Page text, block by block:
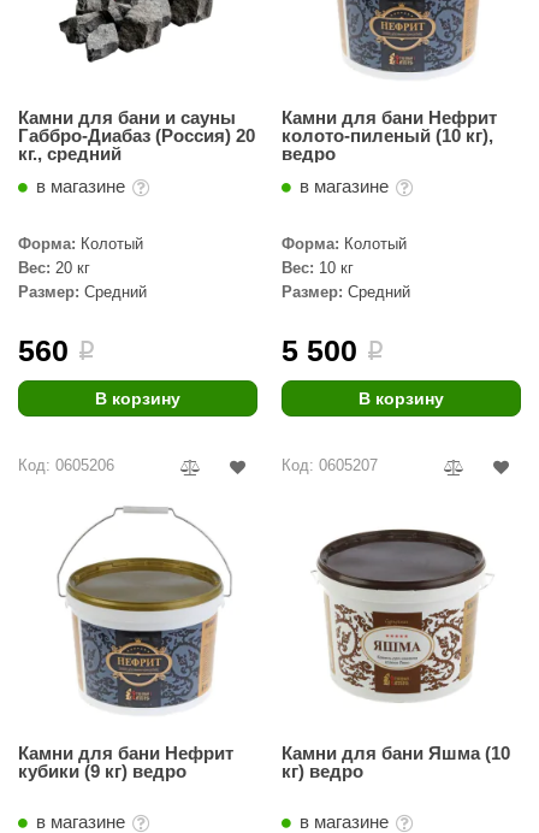
2000
KERN
Камни для бани и сауны
Габбро-Диабаз (Россия) 20
кг., средний
в магазине
Форма: Колотый
Вес: 20 кг
Размер: Средний
560 i
В корзину
Камни для бани Нефрит
колото-пиленый (10 кг),
ведро
в магазине
Форма: Колотый
Вес: 10 кг
Размер: Средний
5 500 i
В корзину
Код: 0605206
Камни для бани Нефрит
кубики (9 кг) ведро
в магазине
Код: 0605207
Камни для бани Яшма (10
кг) ведро
в магазине